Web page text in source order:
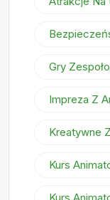
Gry
Impreza Z
Kreatywne
Kurs
Kurs